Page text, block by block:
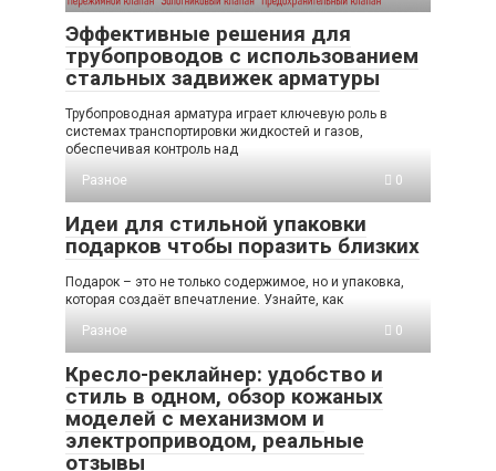
Эффективные решения для
трубопроводов с использованием
стальных задвижек арматуры
Трубопроводная арматура играет ключевую роль в
системах транспортировки жидкостей и газов,
обеспечивая контроль над
Разное
0
Идеи для стильной упаковки
подарков чтобы поразить близких
Подарок – это не только содержимое, но и упаковка,
которая создаёт впечатление. Узнайте, как
Разное
0
Кресло-реклайнер: удобство и
стиль в одном, обзор кожаных
моделей с механизмом и
электроприводом, реальные
отзывы